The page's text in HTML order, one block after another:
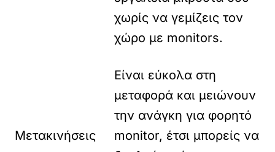
χωρίς να γεμίζεις τον
χώρο με monitors.
Μετακινήσεις
Είναι εύκολα στη
μεταφορά και μειώνουν
την ανάγκη για φορητό
monitor, έτσι μπορείς να